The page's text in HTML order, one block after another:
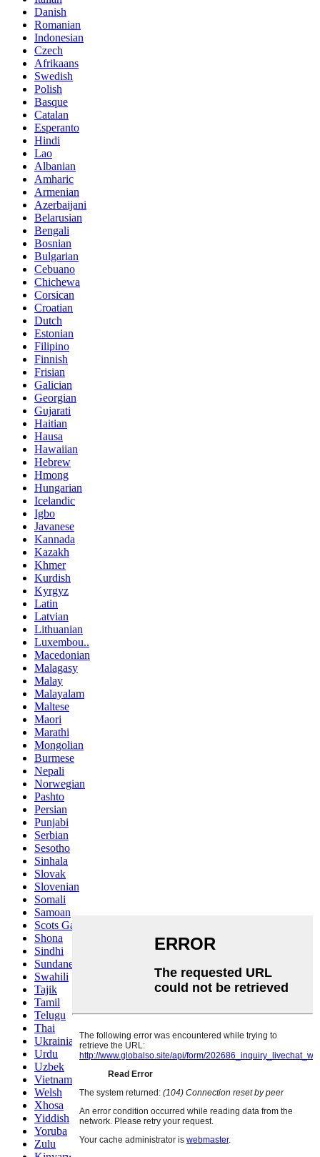
Danish
Romanian
Indonesian
Czech
Afrikaans
Swedish
Polish
Basque
Catalan
Esperanto
Hindi
Lao
Albanian
Amharic
Armenian
Azerbaijani
Belarusian
Bengali
Bosnian
Bulgarian
Cebuano
Chichewa
Corsican
Croatian
Dutch
Estonian
Filipino
Finnish
Frisian
Galician
Georgian
Gujarati
Haitian
Hausa
Hawaiian
Hebrew
Hmong
Hungarian
Icelandic
Igbo
Javanese
Kannada
Kazakh
Khmer
Kurdish
Kyrgyz
Latin
Latvian
Lithuanian
Luxembou..
Macedonian
Malagasy
Malay
Malayalam
Maltese
Maori
Marathi
Mongolian
Burmese
Nepali
Norwegian
Pashto
Persian
Punjabi
Serbian
Sesotho
Sinhala
Slovak
Slovenian
Somali
Samoan
Scots Gaelic
Shona
Sindhi
Sundanese
Swahili
Tajik
Tamil
Telugu
Thai
Ukrainian
Urdu
Uzbek
Vietnamese
Welsh
Xhosa
Yiddish
Yoruba
Zulu